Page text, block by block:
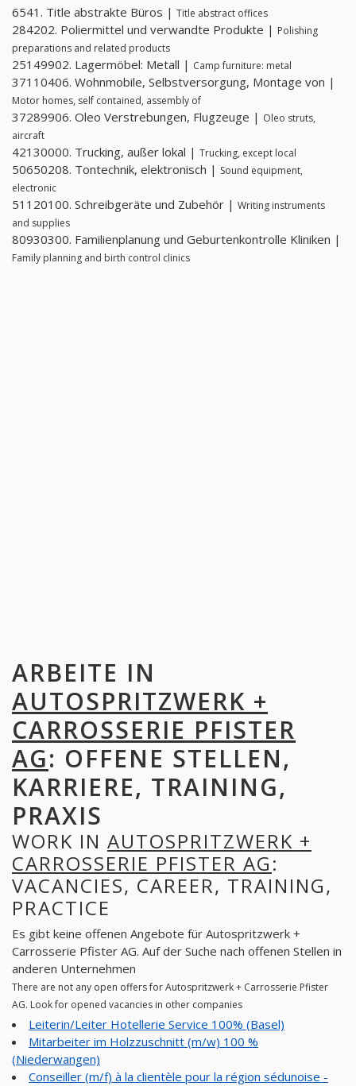
6541. Title abstrakte Büros | Title abstract offices
284202. Poliermittel und verwandte Produkte | Polishing
preparations and related products
25149902. Lagermöbel: Metall | Camp furniture: metal
37110406. Wohnmobile, Selbstversorgung, Montage von |
Motor homes, self contained, assembly of
37289906. Oleo Verstrebungen, Flugzeuge | Oleo struts,
aircraft
42130000. Trucking, außer lokal | Trucking, except local
50650208. Tontechnik, elektronisch | Sound equipment,
electronic
51120100. Schreibgeräte und Zubehör | Writing instruments
and supplies
80930300. Familienplanung und Geburtenkontrolle Kliniken |
Family planning and birth control clinics
ARBEITE IN
AUTOSPRITZWERK +
CARROSSERIE PFISTER
AG: OFFENE STELLEN,
KARRIERE, TRAINING,
PRAXIS
WORK IN AUTOSPRITZWERK +
CARROSSERIE PFISTER AG:
VACANCIES, CAREER, TRAINING,
PRACTICE
Es gibt keine offenen Angebote für Autospritzwerk +
Carrosserie Pfister AG. Auf der Suche nach offenen Stellen in
anderen Unternehmen
There are not any open offers for Autospritzwerk + Carrosserie Pfister
AG. Look for opened vacancies in other companies
Leiterin/Leiter Hotellerie Service 100% (Basel)
Mitarbeiter im Holzzuschnitt (m/w) 100 %
(Niederwangen)
Conseiller (m/f) à la clientèle pour la région sédunoise -